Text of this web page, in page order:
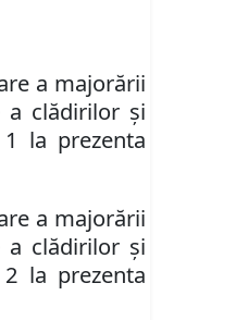
a majorării
a clădirilor şi
la prezenta
a majorării
a clădirilor şi
la prezenta